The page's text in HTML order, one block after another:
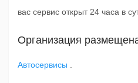
вас сервис открыт 24 часа в
Организация
Автосервисы